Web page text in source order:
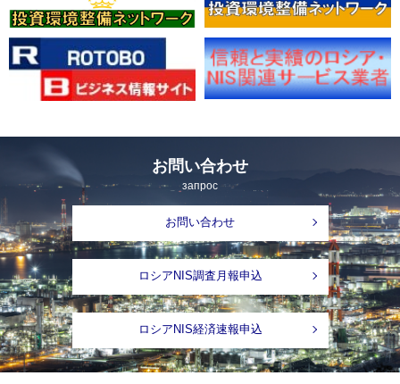
お問い合わせ
запрос
お問い合わせ
ロシアNIS調査月報申込
ロシアNIS経済速報申込